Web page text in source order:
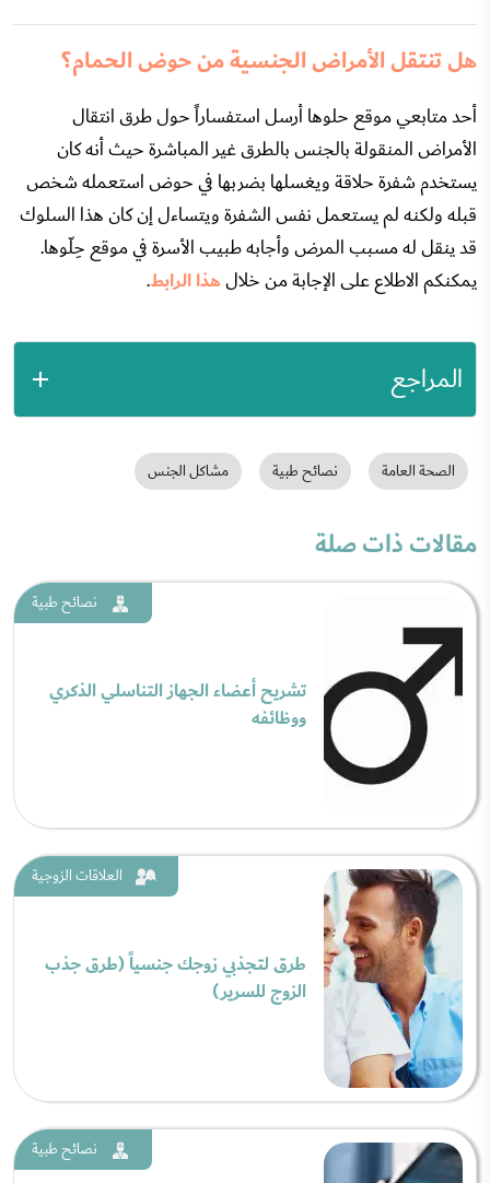
هل تنتقل الأمراض الجنسية من حوض الحمام؟
أحد متابعي موقع حلوها أرسل استفساراً حول طرق انتقال
الأمراض المنقولة بالجنس بالطرق غير المباشرة حيث أنه كان
يستخدم شفرة حلاقة ويغسلها بضربها في حوض استعمله شخص
قبله ولكنه لم يستعمل نفس الشفرة ويتساءل إن كان هذا السلوك
قد ينقل له مسبب المرض وأجابه طبيب الأسرة في موقع حِلّوها.
يمكنكم الاطلاع على الإجابة من خلالهذا الرابط.
المراجع
الصحة العامة نصائح طبية مشاكل الجنس
مقالات ذات صلة
نصائح طبية
تشريح أعضاء الجهاز التناسلي الذكري
ووظائفه
العلاقات الزوجية
طرق لتجذبي زوجك جنسياً (طرق جذب
الزوج للسرير)
نصائح طبية